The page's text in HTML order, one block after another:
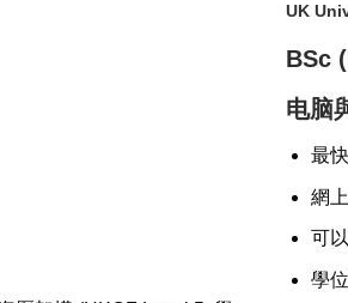
UK
BSc
电脑
最
網
可
學